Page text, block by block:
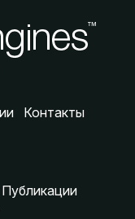
Контакты
Публикации